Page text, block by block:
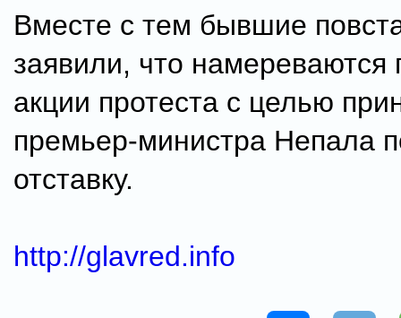
Вместе с тем бывшие
заявили, что намереваются
акции протеста с целью
премьер-министра Непала
отставку.
http://glavred.info